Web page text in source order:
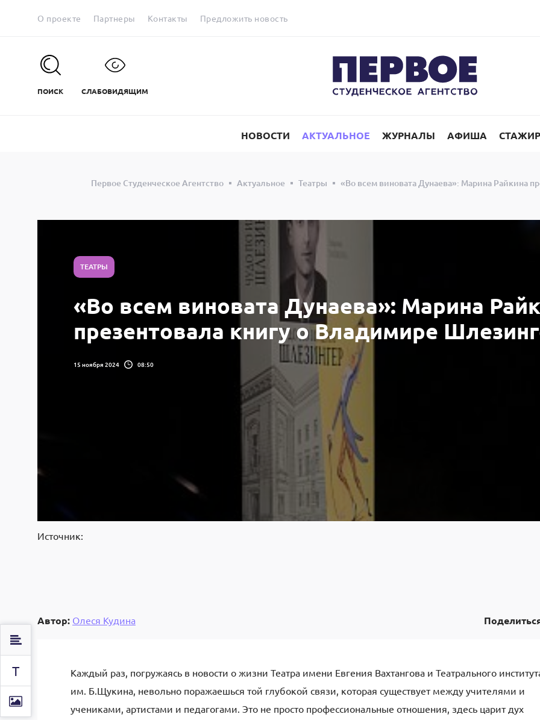
О проекте Партнеры Контакты Предложить новость
ПОИСК СЛАБОВИДЯЩИМ
НОВОСТИ АКТУАЛЬНОЕ ЖУРНАЛЫ АФИША
Первое Студенческое Агентство Актуальное Театры «Во всем виновата Дунаева»: Марина Райкина
ТЕАТРЫ
«Во всем виновата Дунаева»: Марина
презентовала книгу о Владимире
15 ноября 2024 08:50
Источник:
Автор: Олеся Кудина
Каждый раз, погружаясь в новости о жизни Театра имени Евгения Вахтангова и Театрального
им. Б.Щукина, невольно поражаешься той глубокой связи, которая существует между учителями и
учениками, артистами и педагогами. Это не просто профессиональные отношения, здесь царит дух
Т